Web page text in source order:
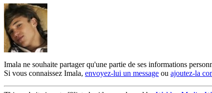
Imala ne souhaite partager qu'une partie de ses informations
Si vous connaissez Imala, envoyez-lui un message ou ajoutez-la